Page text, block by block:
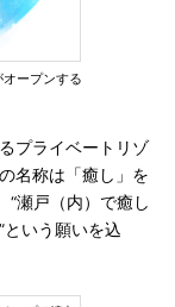
ープンする
プライベートリゾ
名称は「癒し」を
瀬戸（内）で癒し
いう願いを込